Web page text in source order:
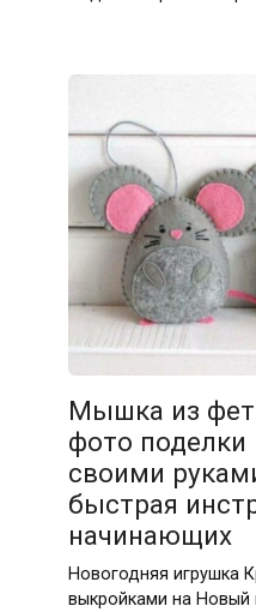
Мышка из
фото
своими
быстрая
начинающих
Новогодняя игрушка
выкройками на Новый